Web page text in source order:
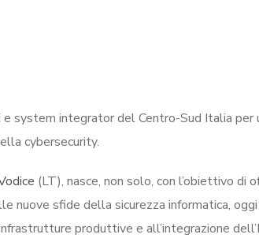
system integrator del Centro-Sud Italia per
cybersecurity.
(LT), nasce, non solo, con l’obiettivo di
nuove sfide della sicurezza informatica,
produttive e all’integrazione